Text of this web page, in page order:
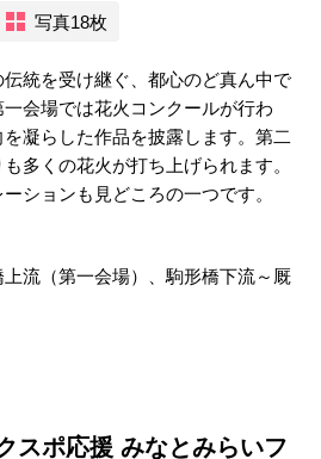
写真18枚
統を受け継ぐ、都心のど真ん中で
会場では花火コンクールが行わ
凝らした作品を披露します。第二
多くの花火が打ち上げられます。
ションも見どころの一つです。
流（第一会場）、駒形橋下流～厩
スポ応援 みなとみらいフ